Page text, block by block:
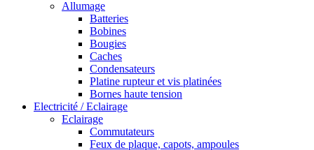
Allumage
Batteries
Bobines
Bougies
Caches
Condensateurs
Platine rupteur et vis platinées
Bornes haute tension
Electricité / Eclairage
Eclairage
Commutateurs
Feux de plaque, capots, ampoules